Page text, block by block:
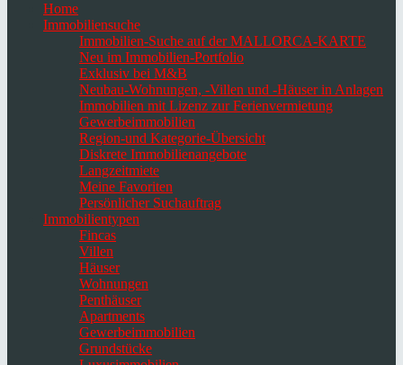
Home
Immobiliensuche
Immobilien-Suche auf der MALLORCA-KARTE
Neu im Immobilien-Portfolio
Exklusiv bei M&B
Neubau-Wohnungen, -Villen und -Häuser in Anlagen
Immobilien mit Lizenz zur Ferienvermietung
Gewerbeimmobilien
Region-und Kategorie-Übersicht
Diskrete Immobilienangebote
Langzeitmiete
Meine Favoriten
Persönlicher Suchauftrag
Immobilientypen
Fincas
Villen
Häuser
Wohnungen
Penthäuser
Apartments
Gewerbeimmobilien
Grundstücke